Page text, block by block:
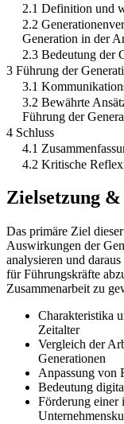
2.1 Definition und
2.2
Generation in der
2.3 Bedeutung der
3 Führung der
3.1
3.2 Bewährte
Führung der
4 Schluss
4.1
4.2 Kritische
Zielsetzung
Das primäre Ziel
Auswirkungen der
analysieren und
für Führungskräfte
Zusammenarbeit zu
Charakteristika
Zeitalter
Vergleich der
Generationen
Anpassung von
Bedeutung
Förderung einer